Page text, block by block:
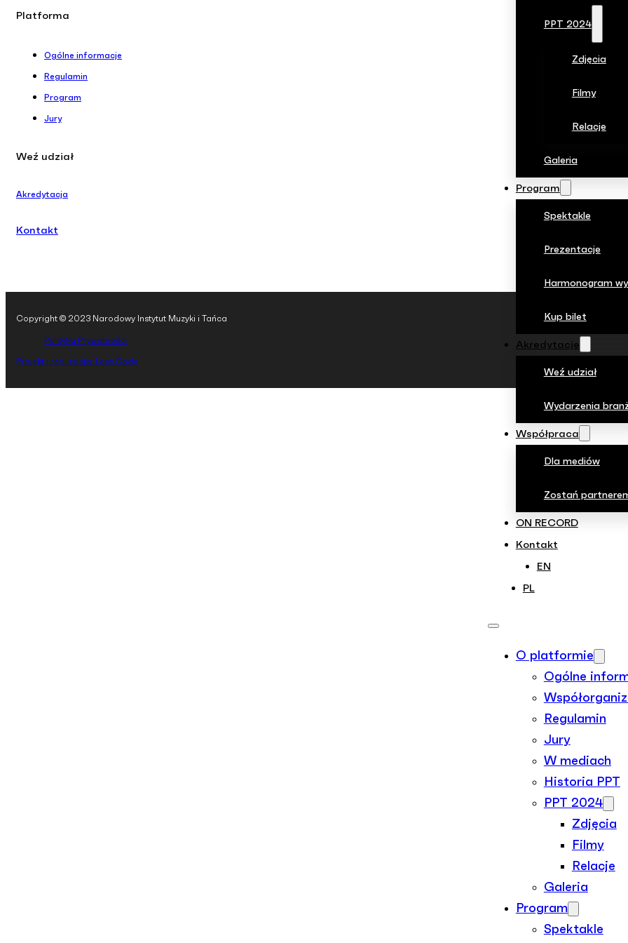
PPT 2024
Zdjęcia
Filmy
Relacje
Galeria
Program
Spektakle
Prezentacje
Harmonogram
Kup bilet
Akredytacje
Weź udział
Wydarzenia
Współpraca
Dla mediów
Zostań
ON RECORD
Kontakt
EN
PL
O platformie
Ogólne
Regulamin
Jury
W mediach
Historia PPT
PPT 2024
Zdjęcia
Filmy
Relacje
Galeria
Program
Spektakle
Platforma
Ogólne informacje
Regulamin
Program
Jury
Weź udział
Akredytacja
Kontakt
Copyright © 2023 Narodowy Instytut Muzyki i Tańca
Polityka Prywatności
Projekt i realizacja: Less Code